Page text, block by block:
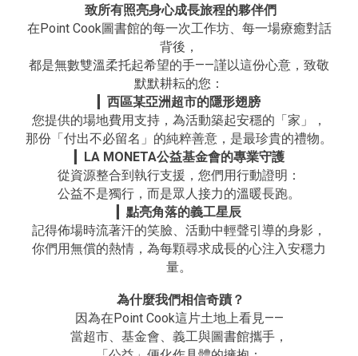
致所有照亮身心成長旅程的夥伴們
在Point Cook圖書館的每一次工作坊、每一場療癒對話
背後，
都是無數雙溫柔托起希望的手——謹以這份心意，致敬
默默耕耘的您：
西區某亞洲超市的隱形翅膀
您提供的場地費用支持，為活動築起安穩的「家」，
那份「付出不必留名」的純粹善意，是最珍貴的禮物。
LA MONETA公益基金會的專業守護
從資源整合到執行支援，您們用行動證明：
公益不是獨行，而是眾人接力的溫暖長跑。
點亮角落的義工星辰
記得佈場時流著汗的笑臉、活動中輕聲引導的身影，
你們用無償的熱情，為每顆尋求成長的心注入安穩力
量。
為什麼我們相信奇蹟？
因為在Point Cook這片土地上看見——
當超市、基金會、義工與圖書館攜手，